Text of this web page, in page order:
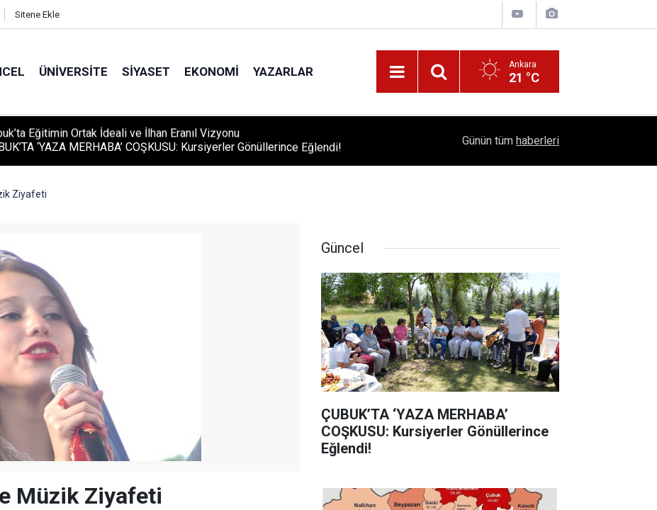
Sitene Ekle
ÜNIVERSITE SIYASET EKONOMI YAZARLAR Ankara
21 °C
‘YAZA MERHABA’ COŞKUSU: Kursiyerler Gönüllerince Eğlendi! 1504 Kep, Tek Bir Hedef: Bilim Kenti Çubuk
Günün tüm haberleri
Ziyafeti
Müzik Ziyafeti
Güncel
ÇUBUK’TA ‘YAZA MERHABA’
COŞKUSU: Kursiyerler Gönüllerince
Eğlendi!